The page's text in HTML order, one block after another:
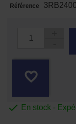
Référence
favorite_border
 En stock -